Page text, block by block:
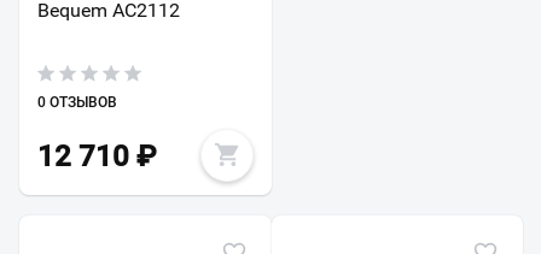
Bequem AC2112
0 ОТЗЫВОВ
12 710 ₽